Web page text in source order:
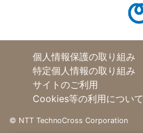
個人情報保護の取り組み
特定個人情報の取り組み
サイトのご利用
Cookies等の利用について
© NTT TechnoCross Corporation